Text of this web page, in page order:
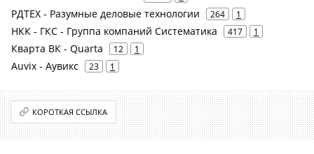
РДТЕХ - Разумные деловые технологии 264 1
НКК - ГКС - Группа компаний Систематика 417 1
Кварта ВК - Quarta 12 1
Auvix - Аувикс 23 1
КОРОТКАЯ ССЫЛКА